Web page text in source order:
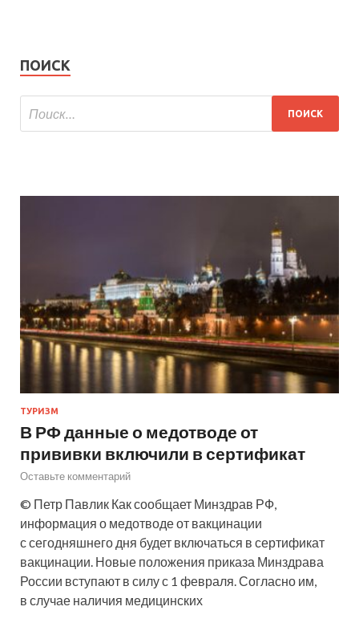
ПОИСК
ТУРИЗМ
В РФ данные о медотводе от
прививки включили в сертификат
Оставьте комментарий
© Петр Павлик Как сообщает Минздрав РФ,
информация о медотводе от вакцинации
с сегодняшнего дня будет включаться в сертификат
вакцинации. Новые положения приказа Минздрава
России вступают в силу с 1 февраля. Согласно им,
в случае наличия медицинских